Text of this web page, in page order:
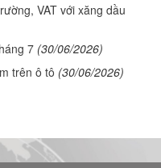
VAT với xăng dầu
7 (30/06/2026)
trên ô tô (30/06/2026)